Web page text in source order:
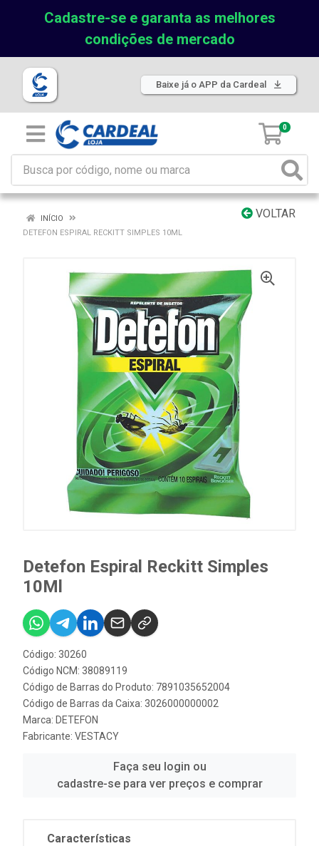
Cadastre-se e garanta as melhores
condições de mercado
Baixe já o APP da Cardeal
0
VOLTAR
INÍCIO
DETEFON ESPIRAL RECKITT SIMPLES 10ML
Detefon Espiral Reckitt Simples
10Ml
Código: 30260
Código NCM: 38089119
Código de Barras do Produto: 7891035652004
Código de Barras da Caixa: 3026000000002
Marca: DETEFON
Fabricante: VESTACY
Faça seu login ou
cadastre-se para ver preços e comprar
Características